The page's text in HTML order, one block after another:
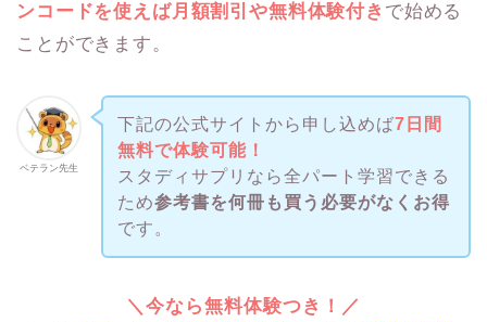
ンコードを使えば月額割引や無料体験付き で始める
ことができます。
ベテラン先生
下記の公式サイトから申し込めば7日間
無料で体験可能！
スタディサプリなら全パート学習できる
ため参考書を何冊も買う必要がなくお得
です。
＼今なら無料体験つき！／